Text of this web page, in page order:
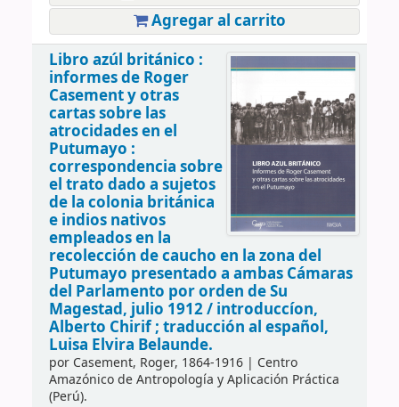
Agregar al carrito
Libro azúl británico :
informes de Roger
Casement y otras
cartas sobre las
atrocidades en el
Putumayo :
correspondencia sobre
el trato dado a sujetos
de la colonia británica
e indios nativos
empleados en la
recolección de caucho en la zona del
Putumayo presentado a ambas Cámaras
del Parlamento por orden de Su
Magestad, julio 1912 / introduccíon,
Alberto Chirif ; traducción al español,
Luisa Elvira Belaunde.
por Casement, Roger, 1864-1916| Centro
Amazónico de Antropología y Aplicación Práctica
(Perú).